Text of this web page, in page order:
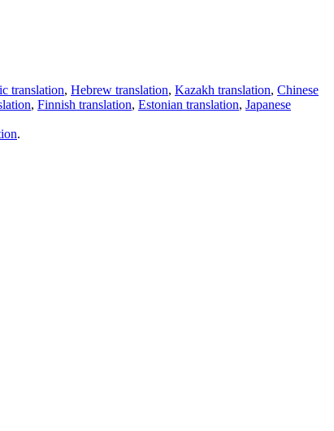
translation, Hebrew translation, Kazakh translation, Chinese
, Finnish translation, Estonian translation, Japanese
.